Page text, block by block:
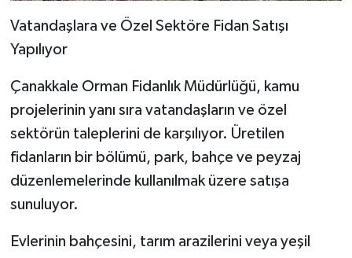
Vatandaşlara ve Özel Sektöre Fidan Satışı
Yapılıyor
Çanakkale Orman Fidanlık Müdürlüğü, kamu
projelerinin yanı sıra vatandaşların ve özel
sektörün taleplerini de karşılıyor. Üretilen
fidanların bir bölümü, park, bahçe ve peyzaj
düzenlemelerinde kullanılmak üzere satışa
sunuluyor.
Evlerinin bahçesini, tarım arazilerini veya yeşil